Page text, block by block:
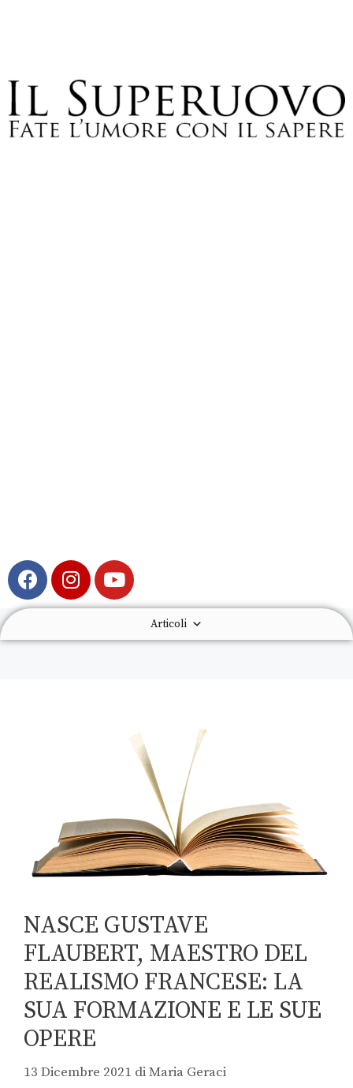
Articoli
NASCE GUSTAVE
FLAUBERT, MAESTRO DEL
REALISMO FRANCESE: LA
SUA FORMAZIONE E LE SUE
OPERE
13 Dicembre 2021 diMaria Geraci